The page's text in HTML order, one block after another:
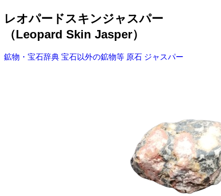
レオパードスキンジャスパー
（Leopard Skin Jasper）
鉱物・宝石辞典 宝石以外の鉱物等 原石 ジャスパー